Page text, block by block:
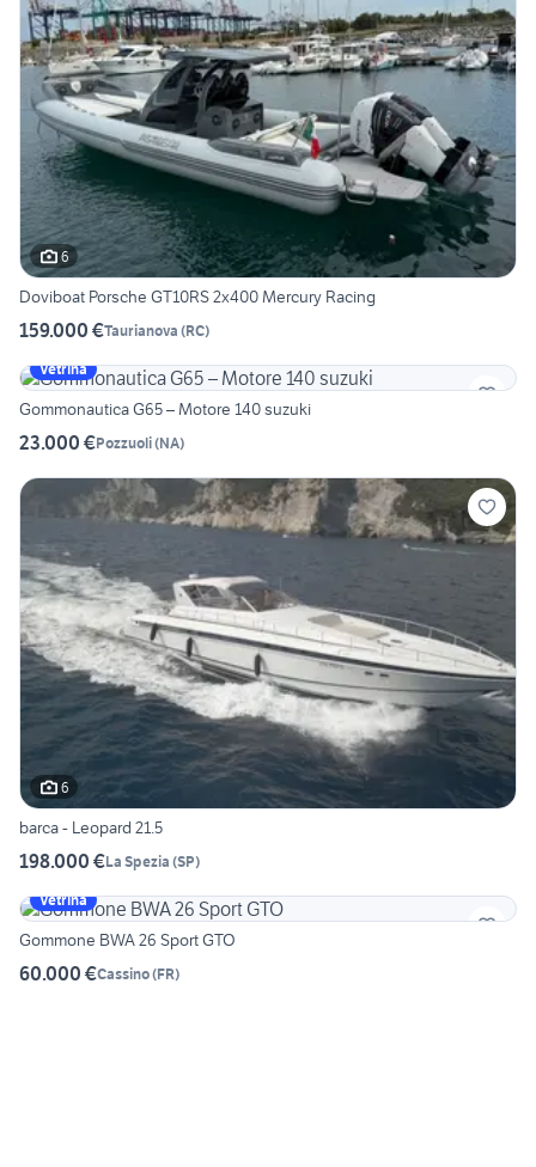
6
Doviboat Porsche GT10RS 2x400 Mercury Racing
159.000 €Taurianova (RC)
Vetrina
Gommonautica G65 – Motore 140 suzuki
23.000 €Pozzuoli(NA)
6
barca - Leopard 21.5
198.000 €La Spezia (SP)
Vetrina
Gommone BWA 26 Sport GTO
60.000 €Cassino(FR)